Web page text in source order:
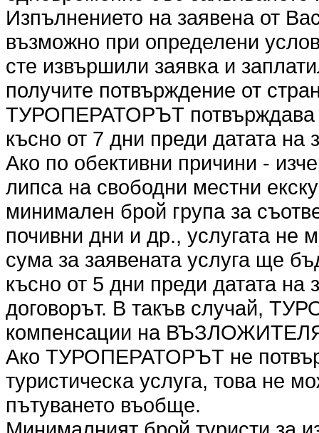
Изпълнението на заявена от
възможно при определени
сте извършили заявка и
получите потвърждение от
ТУРОПЕРАТОРЪТ потвърждава
късно от 7 дни преди датата на
Ако по обективни причини -
липса на свободни местни
минимален брой група за
почивни дни и др., услугата не
сума за заявената услуга ще
късно от 5 дни преди датата
договорът. В такъв случай,
компенсации на
Ако ТУРОПЕРАТОРЪТ не
туристическа услуга, това не
пътуването въобще.